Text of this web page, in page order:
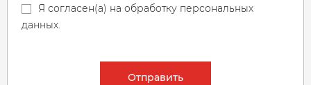
Я согласен(а) на обработку персональных
данных.
Отправить